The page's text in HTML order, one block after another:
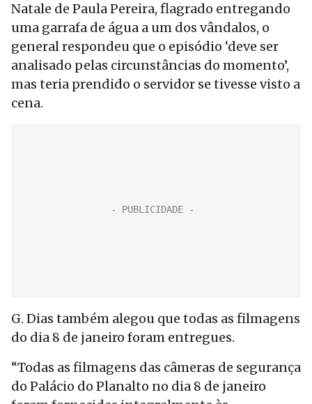
Natale de Paula Pereira, flagrado entregando
uma garrafa de água a um dos vândalos, o
general respondeu que o episódio ‘deve ser
analisado pelas circunstâncias do momento’,
mas teria prendido o servidor se tivesse visto a
cena.
G. Dias também alegou que todas as filmagens
do dia 8 de janeiro foram entregues.
“Todas as filmagens das câmeras de segurança
do Palácio do Planalto no dia 8 de janeiro